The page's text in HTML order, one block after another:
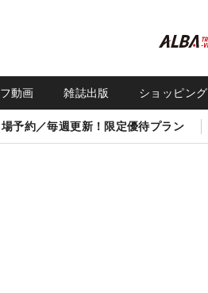
動画 雑誌出版 ショッピング
場予約／毎週更新！限定優待プラン